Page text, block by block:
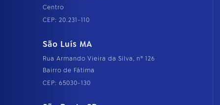
Centro
CEP: 20.231-110
São Luís MA
Rua Armando Vieira da Silva, nº 126
Bairro de Fátima
CEP: 65030-130